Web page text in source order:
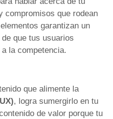
compromisos que rodean
garantizan un
que tus usuarios
la competencia.
que alimente la
, logra sumergirlo en tu
de valor porque tu